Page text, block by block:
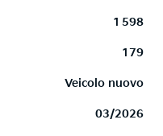
1 598
179
Veicolo nuovo
03/2026